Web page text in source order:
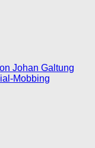
Johan Galtung
Mobbing